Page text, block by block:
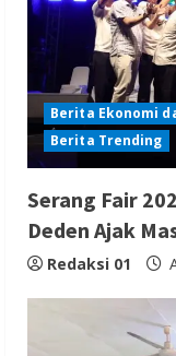
Berita Ekonomi
Berita Trending
Serang Fair
Deden Ajak
Redaksi 01